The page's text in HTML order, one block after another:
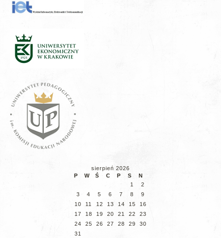
sierpień 2026
P
W Ś C P S
N
1
2
3
4 5 6 7 8
9
10
11 12 13 14 15
16
17
18 19 20 21 22
23
24
25 26 27 28 29
30
31